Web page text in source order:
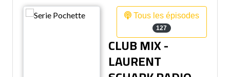
Tous les épisodes
127
CLUB MIX -
LAURENT